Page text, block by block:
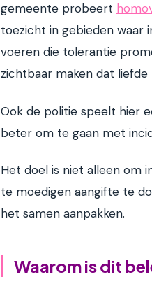
gemeente probeert
toezicht in gebieden waar
voeren die tolerantie
zichtbaar maken dat
Ook de politie speelt hier
beter om te gaan met
Het doel is niet alleen om
te moedigen aangifte te
het samen aanpakken.
Waarom is dit